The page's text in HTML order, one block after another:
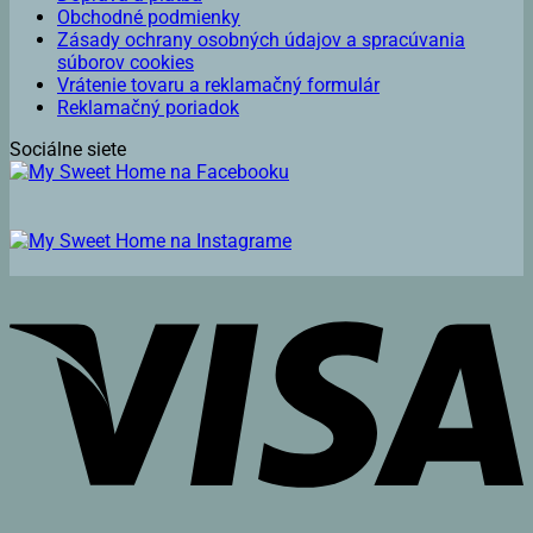
Obchodné podmienky
Zásady ochrany osobných údajov a spracúvania
súborov cookies
Vrátenie tovaru a reklamačný formulár
Reklamačný poriadok
Sociálne siete